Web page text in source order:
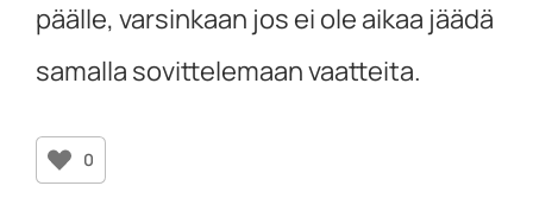
päälle, varsinkaan jos ei ole aikaa jäädä
samalla sovittelemaan vaatteita.
0